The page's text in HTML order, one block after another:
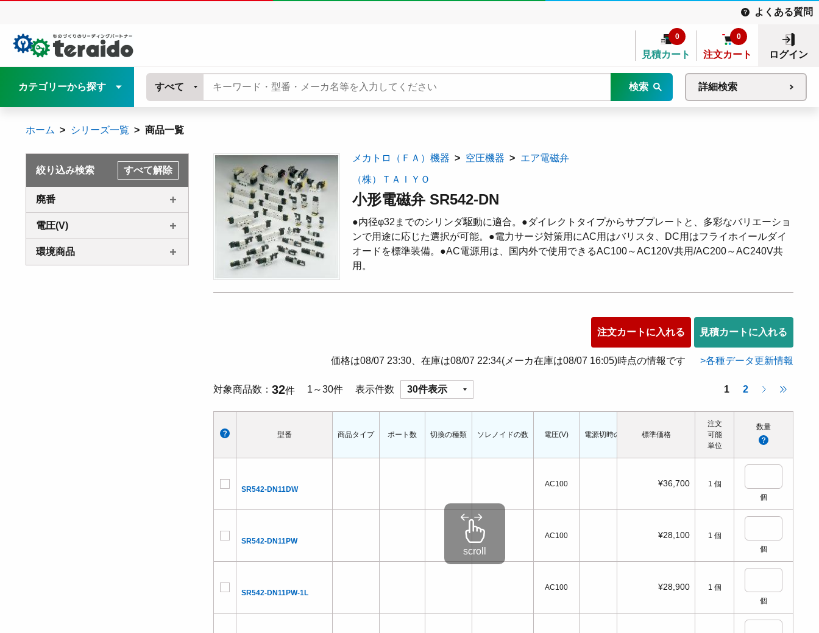
よくある質問
見積カート
0
注文カート
0
ログイン
カテゴリーから探す すべて 検索 詳細検索
ホーム シリーズ一覧 商品一覧
絞り込み検索 すべて解除
廃番
電圧(V)
環境商品
メカトロ（ＦＡ）機器 空圧機器 エア電磁弁
（株）ＴＡＩＹＯ
小形電磁弁 SR542-DN
●内径φ32までのシリンダ駆動に適合。●ダイレクトタイプからサブプレートと、多彩なバリエーショ
ンで用途に応じた選択が可能。●電力サージ対策用にAC用はバリスタ、DC用はフライホイールダイ
オードを標準装備。●AC電源用は、国内外で使用できるAC100～AC120V共用/AC200～AC240V共
用。
注文カートに入れる 見積カートに入れる
価格は08/07 23:30、在庫は08/07 22:34(メーカ在庫は08/07 16:05)時点の情報です 各種データ更新情報
対象商品数 32件 1～30件 表示件数 30件表示 1 2
型番
SR542-DN11DW
SR542-DN11PW
SR542-DN11PW-1L
商品タイプ ポート数 切換の種類 ソレノイドの数 電圧(V) 電源切時の状態 配管口の種類 配管ねじの呼び 適応シリンダ径
AC100
AC100
AC100
標準価格
注文
可能
単位
数量
¥36,700 1 個
個
¥28,100 1 個
個
¥28,900 1 個
個